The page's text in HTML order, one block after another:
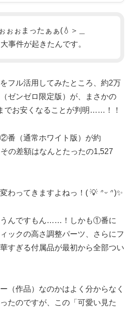
ぉぉまったぁぁ(💧＞＿
事件が起きたんです。
フル活用してみたところ、約2万
ゼンゼロ限定版）が、まさかの
でお安くなることが判明……！！
番（通常ホワイト版）が約
の差額はなんとたったの1,527
わってきますよねっ！( 💡 ᐢ ᵕ ᐢ)✨
うんですもん……！しかも①番に
ックの高さ調整パーツ、さらにフ
すぎる付属品が最初から全部つい
（作品）なのかはよく分からなく
たのですが、この「可愛い見た